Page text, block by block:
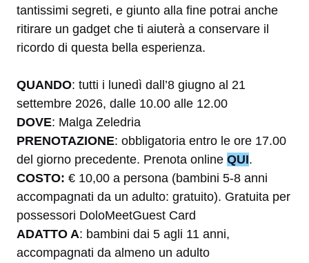
tantissimi segreti, e giunto alla fine potrai anche
ritirare un gadget che ti aiuterà a conservare il
ricordo di questa bella esperienza.
QUANDO: tutti i lunedì dall’8 giugno al 21
settembre 2026, dalle 10.00 alle 12.00
DOVE: Malga Zeledria
PRENOTAZIONE: obbligatoria entro le ore 17.00
del giorno precedente. Prenota online QUI.
COSTO: € 10,00 a persona (bambini 5-8 anni
accompagnati da un adulto: gratuito). Gratuita per
possessori DoloMeetGuest Card
ADATTO A: bambini dai 5 agli 11 anni,
accompagnati da almeno un adulto